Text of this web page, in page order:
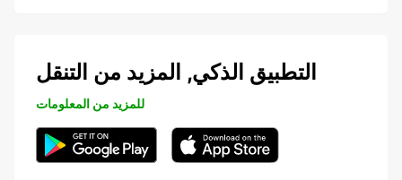
التطبيق الذكي, المزيد من التنقل
للمزيد من المعلومات